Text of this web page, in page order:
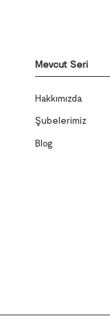
Mevcut Seri
Hakkımızda
Şubelerimiz
Blog